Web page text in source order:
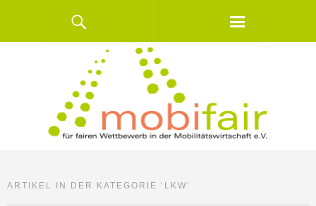
ARTIKEL IN DER KATEGORIE ‘ LKW ’